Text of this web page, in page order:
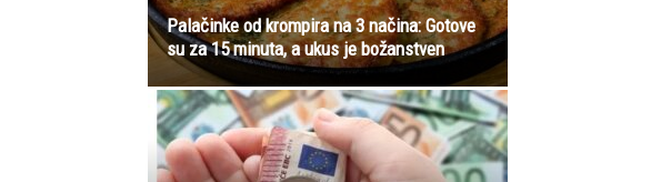
Palačinke od krompira na 3 načina: Gotove
su za 15 minuta, a ukus je božanstven